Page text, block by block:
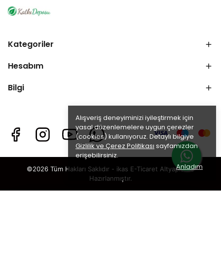
Alışveriş deneyiminizi iyileştirmek için
yasal düzenlemelere uygun çerezler
(cookies) kullanıyoruz. Detaylı bilgiye
Gizlilik ve Çerez Politikası sayfamızdan
erişebilirsiniz.
Anladım
Kategoriler
Hesabım
Bilgi
©2026 Tüm Hakları Saklıdır - ikas E-Ticaret Altyapısı ile
Hazırlanmıştır.